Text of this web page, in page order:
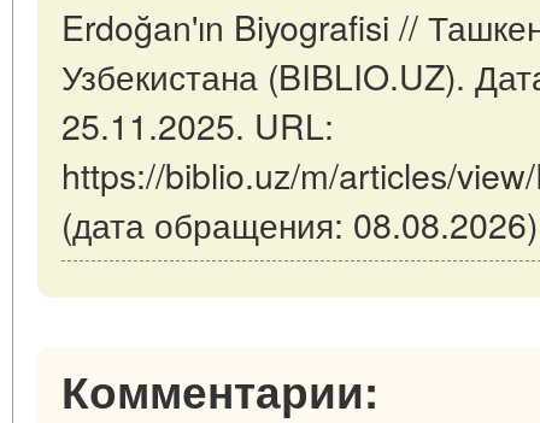
Erdoğan'ın Biyografisi //
Узбекистана (BIBLIO.UZ).
25.11.2025. URL:
https://biblio.uz/m/articles/
(дата обращения:
Комментарии: